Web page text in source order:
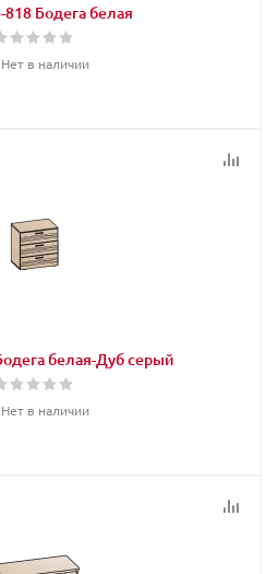
Бодега белая
Нет в наличии
белая-Дуб серый
Нет в наличии